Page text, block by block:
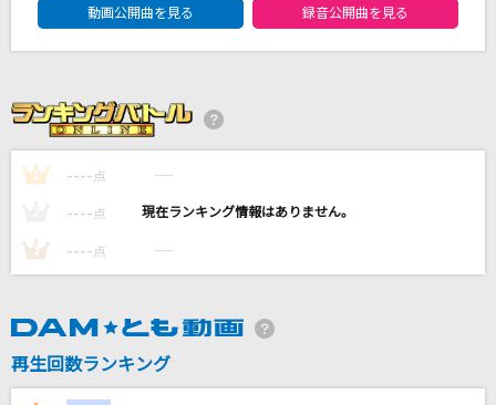
EZ DO DANCE
n-buna feat.初音ミク
HOWEVER
シャルル
SEKAI NO OWARI(世界の終わり)
動画公開曲を見る
録音公開曲を見る
1 ---- 点 ----
---- 点 ----
3 ---- 点 ----
再生回数ランキング